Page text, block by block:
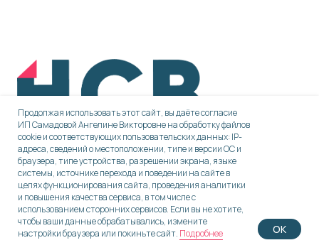
Продолжая использовать этот сайт, вы даёте согласие
ИП Самадовой Ангелине Викторовне на обработку файлов
cookie и соответствующих пользовательских данных: IP-
адреса, сведений о местоположении, типе и версии ОС и
браузера, типе устройства, разрешении экрана, языке
системы, источнике перехода и поведении на сайте в
целях функционирования сайта, проведения аналитики
и повышения качества сервиса, в том числе с
использованием сторонних сервисов. Если вы не хотите,
чтобы ваши данные обрабатывались, измените
настройки браузера или покиньте сайт. Подробнее OK
Навигация
О нас
Услуги